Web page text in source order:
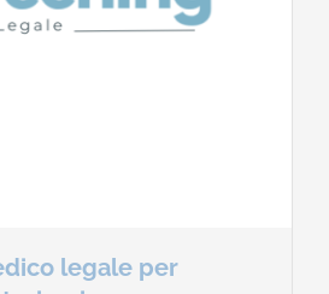
legale per